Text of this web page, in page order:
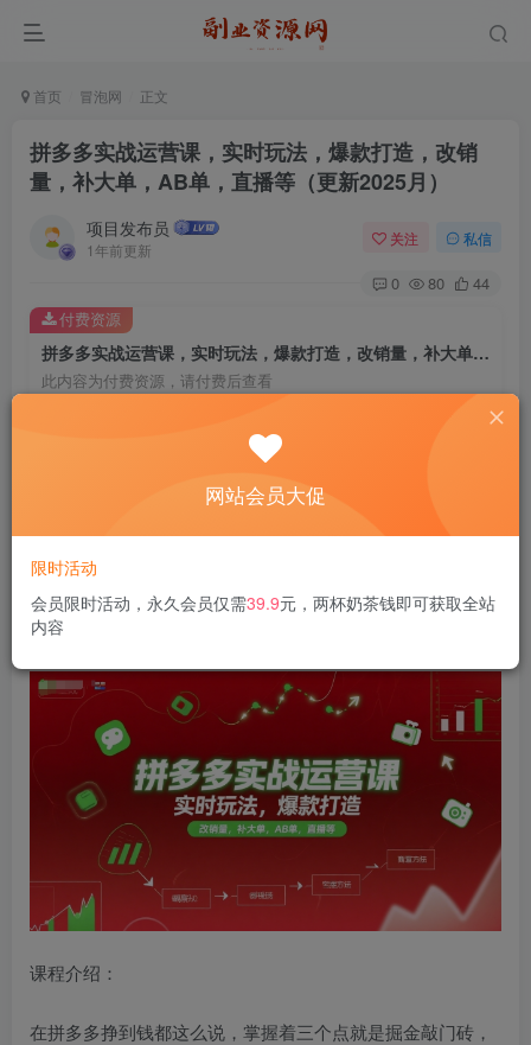
首页 冒泡网 正文
拼多多实战运营课，实时玩法，爆款打造，改销
量，补大单，AB单，直播等（更新2025月）
项目发布员
1年前更新
关注 私信
0 80 44
拼多多实战运营课，实时玩法，爆款打造，改销量，补大单，AB单，直播等（更新2025月）
此内容为付费资源，请付费后查看
￥4
付费资源
拼多多实战运营课，实时玩法，爆款打造，改销量，补大
单，AB单，直播等（更新2025月）
课程介绍：
在拼多多挣到钱都这么说，掌握着三个点就是掘金敲门砖，
网站会员大促
限时活动
会员限时活动，永久会员仅需39.9元，两杯奶茶钱即可获取全站
内容